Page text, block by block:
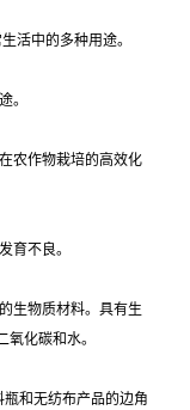
活中的多种用途。
。
农作物栽培的高效化
育不良。
生物质材料。具有生
化碳和水。
和无纺布产品的边角